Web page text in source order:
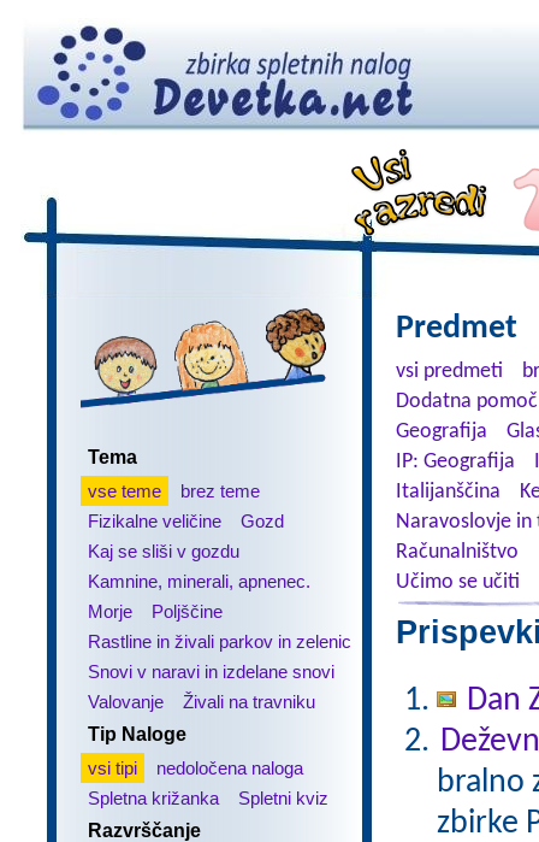
Tema
vse teme
brez teme
Fizikalne veličine
Gozd
Kaj se sliši v gozdu
Kamnine, minerali, apnenec.
Morje
Poljščine
Rastline in živali parkov in zelenic
Snovi v naravi in izdelane snovi
Valovanje
Živali na travniku
Tip Naloge
vsi tipi
nedoločena naloga
Spletna križanka
Spletni kviz
Razvrščanje
Predmet
vsi predmeti
Dodatna
Geografija
IP: Geografija
Italijanščina
Naravoslovje in
Računalništvo
Učimo se učiti
Dan
bralno
zbirke